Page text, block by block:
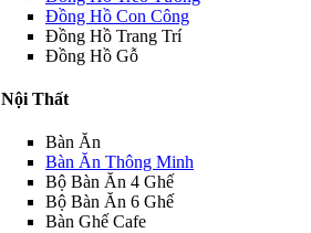
Đồng Hồ Con Công
Đồng Hồ Trang Trí
Đồng Hồ Gỗ
Nội Thất
Bàn Ăn
Bàn Ăn Thông Minh
Bộ Bàn Ăn 4 Ghế
Bộ Bàn Ăn 6 Ghế
Bàn Ghế Cafe